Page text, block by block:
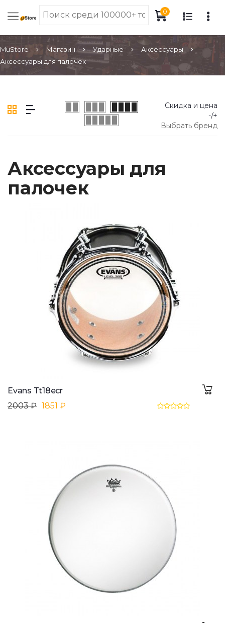
0
MuStore Магазин Ударные
Аксессуары
Аксессуары для палочек
Скидка и цена
-/+
Выбрать бренд
Аксессуары для
палочек
Evans Tt18ecr
2003 ₽ 1851 ₽